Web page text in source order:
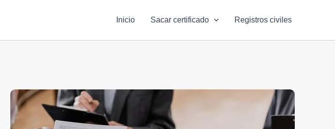
Inicio Sacar certificado Registros civiles